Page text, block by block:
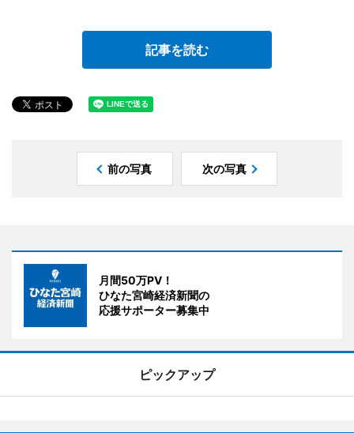
記事を読む
前の写真 次の写真
月間50万PV！
ひなた宮崎経済新聞の
応援サポーター募集中
ピックアップ